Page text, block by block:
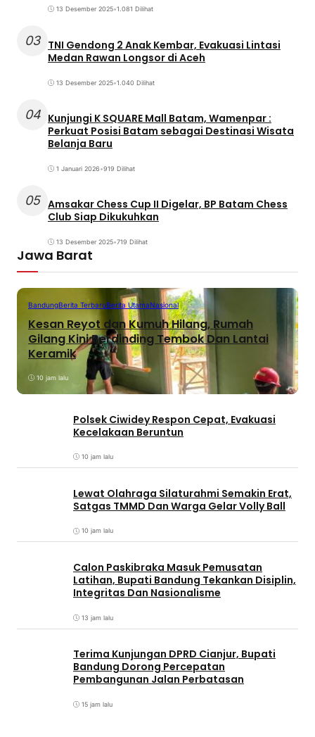
13 Desember 2025•1.081 Dilihat
03 TNI Gendong 2 Anak Kembar, Evakuasi Lintasi
Medan Rawan Longsor di Aceh
13 Desember 2025•1.040 Dilihat
04 Kunjungi K SQUARE Mall Batam, Wamenpar :
Perkuat Posisi Batam sebagai Destinasi Wisata
Belanja Baru
1 Januari 2026•919 Dilihat
05 Amsakar Chess Cup II Digelar, BP Batam Chess
Club Siap Dikukuhkan
13 Desember 2025•719 Dilihat
Jawa Barat
BandungBerita TerbaruBerita UtamaNasional
Kesan Reyot dan Kumuh Hilang, Rumah
Gilang Kini Berdinding Tembok Dan Lantai
Keramik
10 jam lalu
Polsek Ciwidey Respon Cepat, Evakuasi
Kecelakaan Beruntun
10 jam lalu
Lewat Olahraga Silaturahmi Semakin Erat,
Satgas TMMD Dan Warga Gelar Volly Ball
10 jam lalu
Calon Paskibraka Masuk Pemusatan
Latihan, Bupati Bandung Tekankan Disiplin,
Integritas Dan Nasionalisme
13 jam lalu
Terima Kunjungan DPRD Cianjur, Bupati
Bandung Dorong Percepatan
Pembangunan Jalan Perbatasan
15 jam lalu